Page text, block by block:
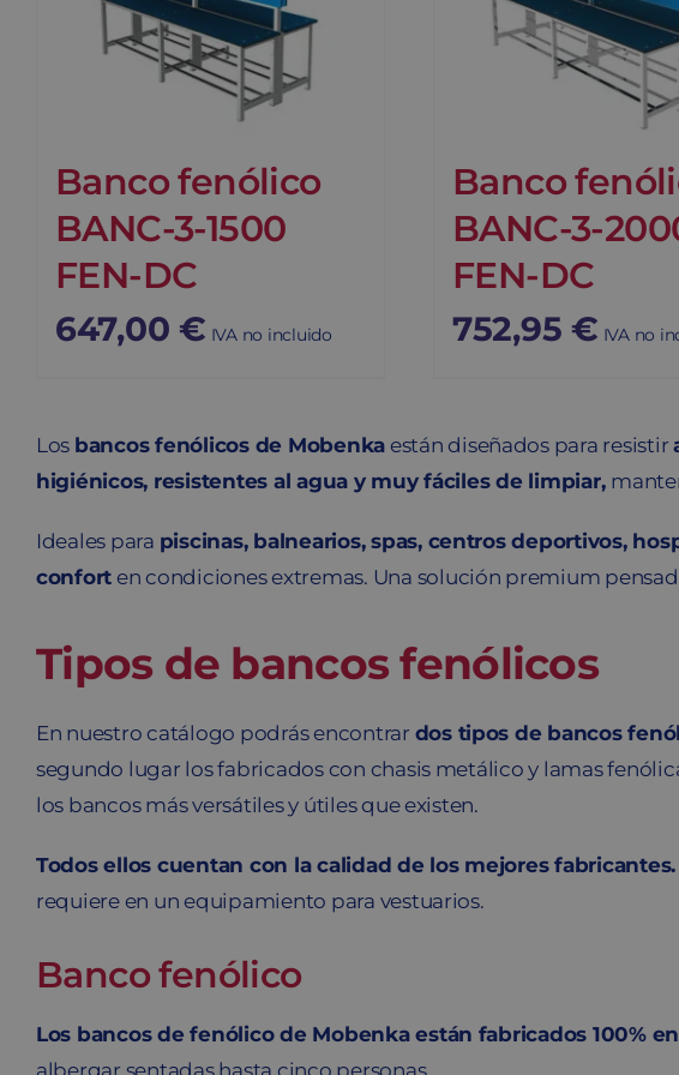
Banco fenólico
BANC-3-1500
FEN-DC
647,00 € IVA no incluido
Banco
BANC-3-
FEN-DC
752,95 € IVA no
Los bancos fenólicos de Mobenka están diseñados para resistir
higiénicos, resistentes al agua y muy fáciles de limpiar,
Ideales para piscinas, balnearios, spas, centros deportivos,
confort en condiciones extremas. Una solución premium
Tipos de bancos fenólicos
En nuestro catálogo podrás encontrar dos tipos de bancos
segundo lugar los fabricados con chasis metálico y lamas
los bancos más versátiles y útiles que existen.
Todos ellos cuentan con la calidad de los mejores fabricantes.
requiere en un equipamiento para vestuarios.
Banco fenólico
Los bancos de fenólico de Mobenka están fabricados 100%